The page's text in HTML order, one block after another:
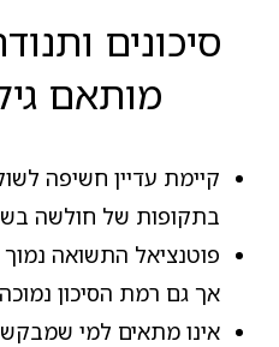
סיכונים
מותאם גיל 50 -
קיימת עדיין חשיפה
בתקופות של חולשה
פוטנציאל התשואה נמוך
אך גם רמת הסיכון
אינו מתאים למי